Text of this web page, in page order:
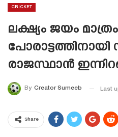
CRICKET
ലക്ഷ്യം ജയം
രാജസ്ഥാൻ
By Creator Sumeeb Last
Share